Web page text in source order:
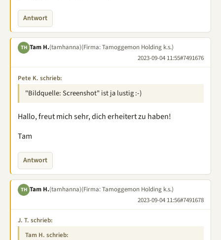
Antwort
TH Tam H.(tamhanna)(Firma: Tamoggemon Holding k.s.)
2023-09-04 11:55#7491676
Pete K. schrieb:
"Bildquelle: Screenshot" ist ja lustig :-)
Hallo, freut mich sehr, dich erheitert zu haben!
Tam
Antwort
TH Tam H.(tamhanna)(Firma: Tamoggemon Holding k.s.)
2023-09-04 11:56#7491678
J. T. schrieb:
Tam H. schrieb: